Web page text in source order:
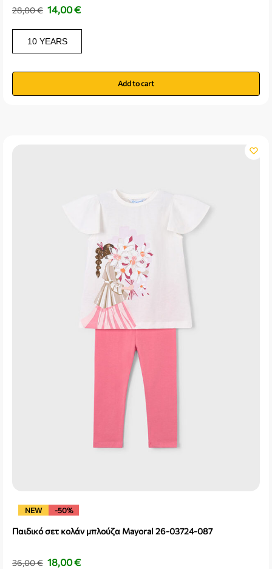
28,00€ 14,00€
10 YEARS
Add to cart
NEW -50%
Παιδικό σετ κολάν μπλούζα Mayoral 26-03724-087
36,00€ 18,00€